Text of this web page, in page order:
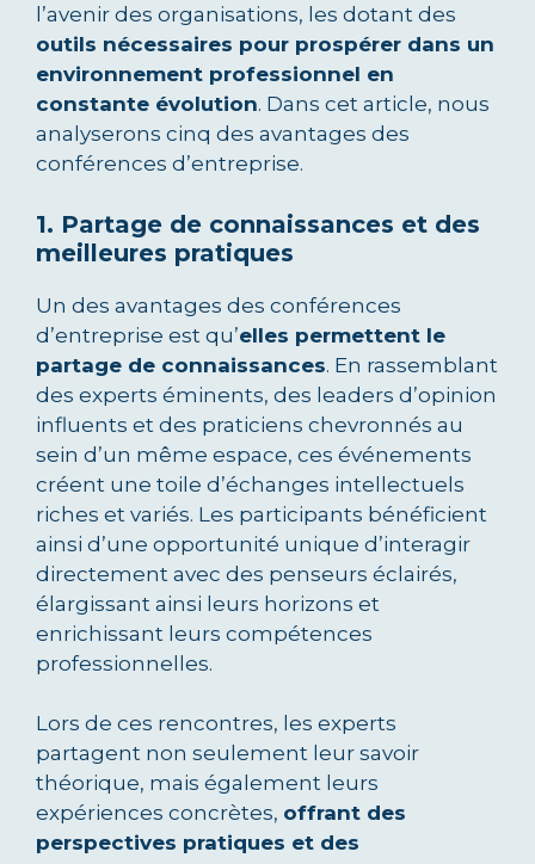
l’avenir des organisations, les dotant des
outils nécessaires pour prospérer dans un
environnement professionnel en
constante évolution. Dans cet article, nous
analyserons cinq des avantages des
conférences d’entreprise.
1. Partage de connaissances et des
meilleures pratiques
Un des avantages des conférences
d’entreprise est qu’elles permettent le
partage de connaissances. En rassemblant
des experts éminents, des leaders d’opinion
influents et des praticiens chevronnés au
sein d’un même espace, ces événements
créent une toile d’échanges intellectuels
riches et variés. Les participants bénéficient
ainsi d’une opportunité unique d’interagir
directement avec des penseurs éclairés,
élargissant ainsi leurs horizons et
enrichissant leurs compétences
professionnelles.
Lors de ces rencontres, les experts
partagent non seulement leur savoir
théorique, mais également leurs
expériences concrètes, offrant des
perspectives pratiques et des